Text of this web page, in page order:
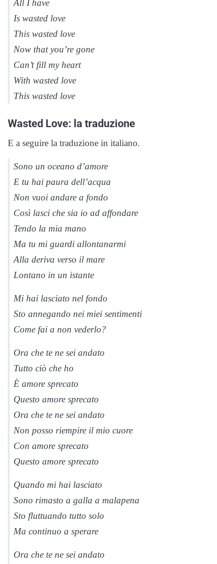
All I have
Is wasted love
This wasted love
Now that you’re gone
Can’t fill my heart
With wasted love
This wasted love
Wasted Love: la traduzione
E a seguire la traduzione in italiano.
Sono un oceano d’amore
E tu hai paura dell’acqua
Non vuoi andare a fondo
Così lasci che sia io ad affondare
Tendo la mia mano
Ma tu mi guardi allontanarmi
Alla deriva verso il mare
Lontano in un istante
Mi hai lasciato nel fondo
Sto annegando nei miei sentimenti
Come fai a non vederlo?
Ora che te ne sei andato
Tutto ciò che ho
È amore sprecato
Questo amore sprecato
Ora che te ne sei andato
Non posso riempire il mio cuore
Con amore sprecato
Questo amore sprecato
Quando mi hai lasciato
Sono rimasto a galla a malapena
Sto fluttuando tutto solo
Ma continuo a sperare
Ora che te ne sei andato